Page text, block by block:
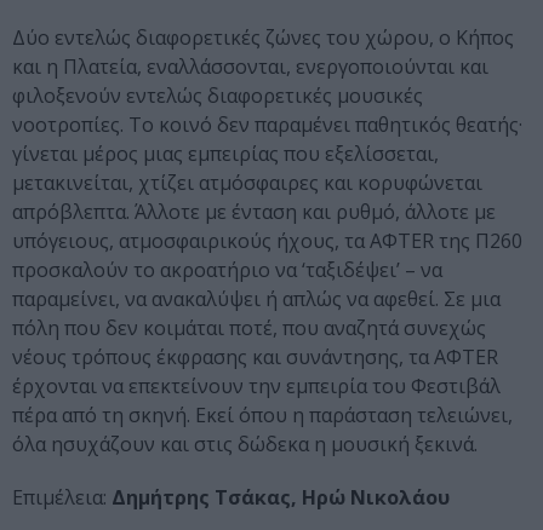
Δύο εντελώς διαφορετικές ζώνες του χώρου, ο Κήπος
και η Πλατεία, εναλλάσσονται, ενεργοποιούνται και
φιλοξενούν εντελώς διαφορετικές μουσικές
νοοτροπίες. Το κοινό δεν παραμένει παθητικός θεατής·
γίνεται μέρος μιας εμπειρίας που εξελίσσεται,
μετακινείται, χτίζει ατμόσφαιρες και κορυφώνεται
απρόβλεπτα. Άλλοτε με ένταση και ρυθμό, άλλοτε με
υπόγειους, ατμοσφαιρικούς ήχους, τα ΑΦTER της Π260
προσκαλούν το ακροατήριο να ‘ταξιδέψει’ – να
παραμείνει, να ανακαλύψει ή απλώς να αφεθεί. Σε μια
πόλη που δεν κοιμάται ποτέ, που αναζητά συνεχώς
νέους τρόπους έκφρασης και συνάντησης, τα ΑΦTER
έρχονται να επεκτείνουν την εμπειρία του Φεστιβάλ
πέρα από τη σκηνή. Εκεί όπου η παράσταση τελειώνει,
όλα ησυχάζουν και στις δώδεκα η μουσική ξεκινά.
Επιμέλεια: Δημήτρης Τσάκας, Ηρώ Νικολάου